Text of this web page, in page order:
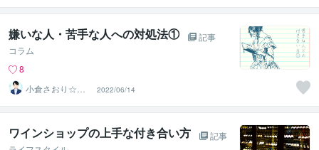
村
嫌いな人・苦手な人への対処法①
記事
コラム
8
小倉さおり☆R7
年行政書士試験
合格者
2022/06/14
ワインショップの上手な付き合い方
記事